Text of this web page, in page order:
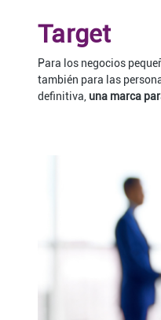
Target
Para los negocios
también para las
definitiva, una marca